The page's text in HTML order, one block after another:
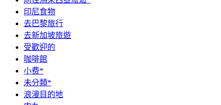
印尼食物
去巴黎旅行
去新加坡旅遊
受歡迎的
咖啡館
小费*
未分類*
浪漫目的地